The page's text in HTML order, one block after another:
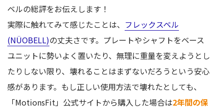
ベルの総評をお伝えします！
実際に触れてみて感じたことは、 フレックスベル
(NÜOBELL)の丈夫さです。プレートやシャフトをベース
ユニットに勢いよく置いたり、無理に重量を変えようとし
たりしない限り、壊れることはまずないだろうという安心
感があります。もし正しい使用方法で壊れたとしても、
「MotionsFit」公式サイトから購入した場合は2年間の保